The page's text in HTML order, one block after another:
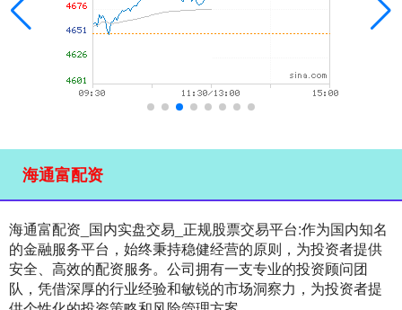
海通富配资
海通富配资_国内实盘交易_正规股票交易平台:作为国内知名
的金融服务平台，始终秉持稳健经营的原则，为投资者提供
安全、高效的配资服务。公司拥有一支专业的投资顾问团
队，凭借深厚的行业经验和敏锐的市场洞察力，为投资者提